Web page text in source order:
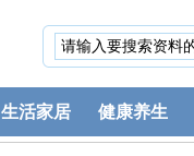
生活家居 健康养生